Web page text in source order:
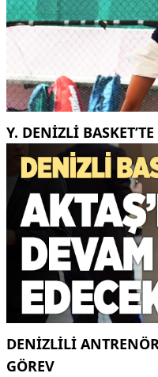
Y. DENIZLI
DENIZLILI
GÖREV